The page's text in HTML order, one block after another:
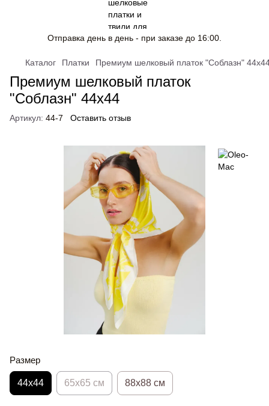
Отправка день в день - при заказе до 16:00.
Каталог Платки Премиум шелковый платок "Соблазн"
Премиум шелковый платок
"Соблазн" 44х44
Артикул: 44-7 Оставить отзыв
Размер
44х44 65x65 см 88x88 см